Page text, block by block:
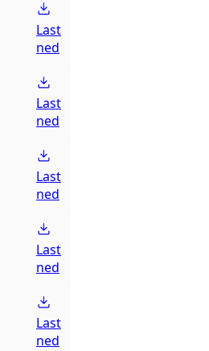
Last
ned
Last
ned
Last
ned
Last
ned
Last
ned